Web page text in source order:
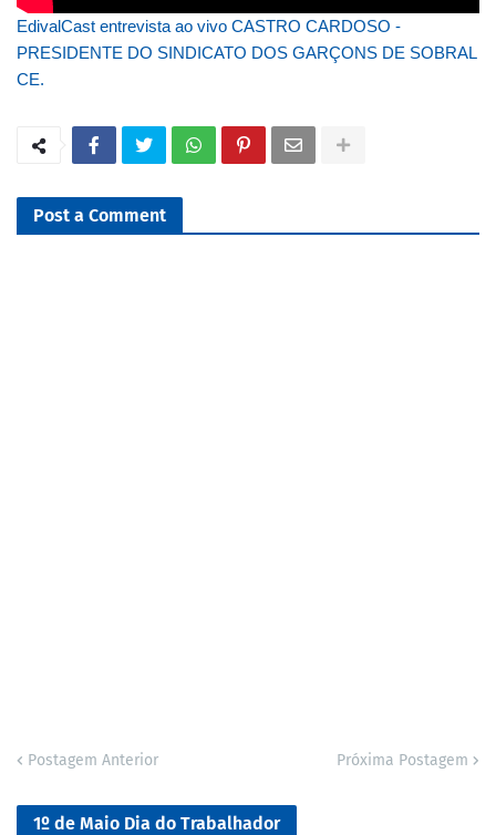
EdivalCast entrevista ao vivo CASTRO CARDOSO -
PRESIDENTE DO SINDICATO DOS GARÇONS DE SOBRAL
CE.
Post a Comment
Postagem Anterior Próxima Postagem
1º de Maio Dia do Trabalhador